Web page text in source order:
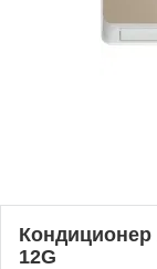
Кондиционер
12G